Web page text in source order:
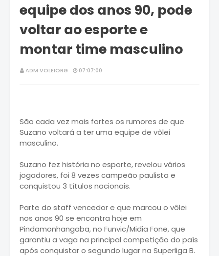
equipe dos anos 90, pode
voltar ao esporte e
montar time masculino
ADM VOLEIORG 07:07:00
São cada vez mais fortes os rumores de que
Suzano voltará a ter uma equipe de vôlei
masculino.
Suzano fez história no esporte, revelou vários
jogadores, foi 8 vezes campeão paulista e
conquistou 3 títulos nacionais.
Parte do staff vencedor e que marcou o vôlei
nos anos 90 se encontra hoje em
Pindamonhangaba, no Funvic/Midia Fone, que
garantiu a vaga na principal competição do país
após conquistar o segundo lugar na Superliga B.